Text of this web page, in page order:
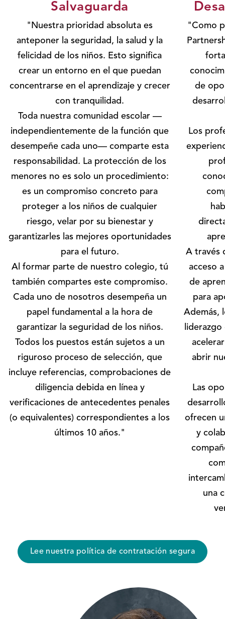
Salvaguarda
"Nuestra prioridad absoluta es
anteponer la seguridad, la salud y la
felicidad de los niños. Esto significa
crear un entorno en el que puedan
concentrarse en el aprendizaje y crecer
con tranquilidad.
Toda nuestra comunidad escolar —
independientemente de la función que
desempeñe cada uno— comparte esta
responsabilidad. La protección de los
menores no es solo un procedimiento:
es un compromiso concreto para
proteger a los niños de cualquier
riesgo, velar por su bienestar y
garantizarles las mejores oportunidades
para el futuro.
Al formar parte de nuestro colegio, tú
también compartes este compromiso.
Cada uno de nosotros desempeña un
papel fundamental a la hora de
garantizar la seguridad de los niños.
Todos los puestos están sujetos a un
riguroso proceso de selección, que
incluye referencias, comprobaciones de
diligencia debida en línea y
verificaciones de antecedentes penales
(o equivalentes) correspondientes a los
últimos 10 años."
"Como
de
Los
A través
acceso
de
para
Además,
abrir
Las
ofrecen
y
una
Lee nuestra política de contratación segura